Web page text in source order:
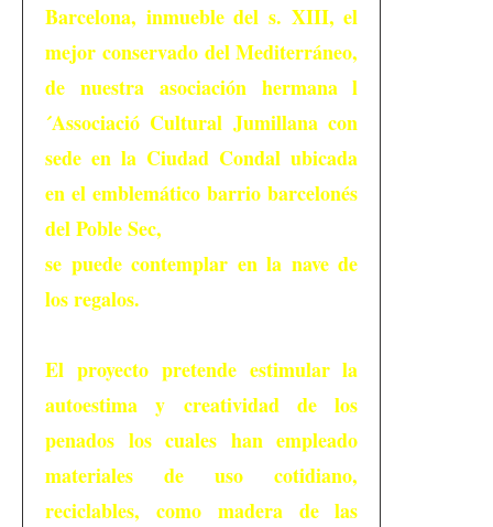
Barcelona, inmueble del s. XIII, el
mejor conservado del Mediterráneo,
de nuestra asociación hermana l
´Associació Cultural Jumillana con
sede en la Ciudad Condal ubicada
en el emblemático barrio barcelonés
del Poble Sec,
se puede contemplar en la nave de
los regalos.
El proyecto pretende estimular la
autoestima y creatividad de los
penados los cuales han empleado
materiales de uso cotidiano,
reciclables, como madera de las